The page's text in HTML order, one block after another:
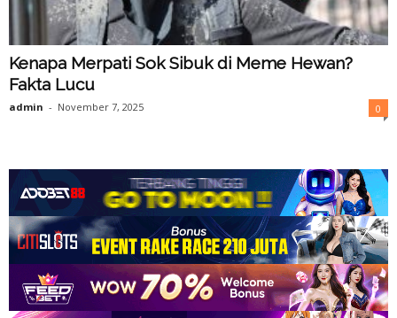
Kenapa Merpati Sok Sibuk di Meme Hewan?
Fakta Lucu
admin - November 7, 2025 0